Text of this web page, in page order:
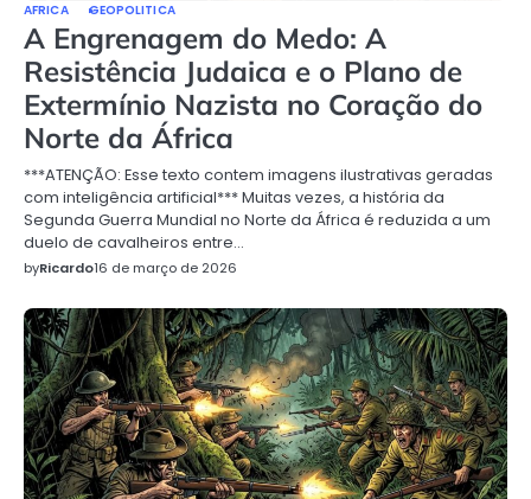
AFRICA GEOPOLITICA
A Engrenagem do Medo: A
Resistência Judaica e o Plano de
Extermínio Nazista no Coração do
Norte da África
***ATENÇÃO: Esse texto contem imagens ilustrativas geradas
com inteligência artificial*** Muitas vezes, a história da
Segunda Guerra Mundial no Norte da África é reduzida a um
duelo de cavalheiros entre…
byRicardo16 de março de 2026